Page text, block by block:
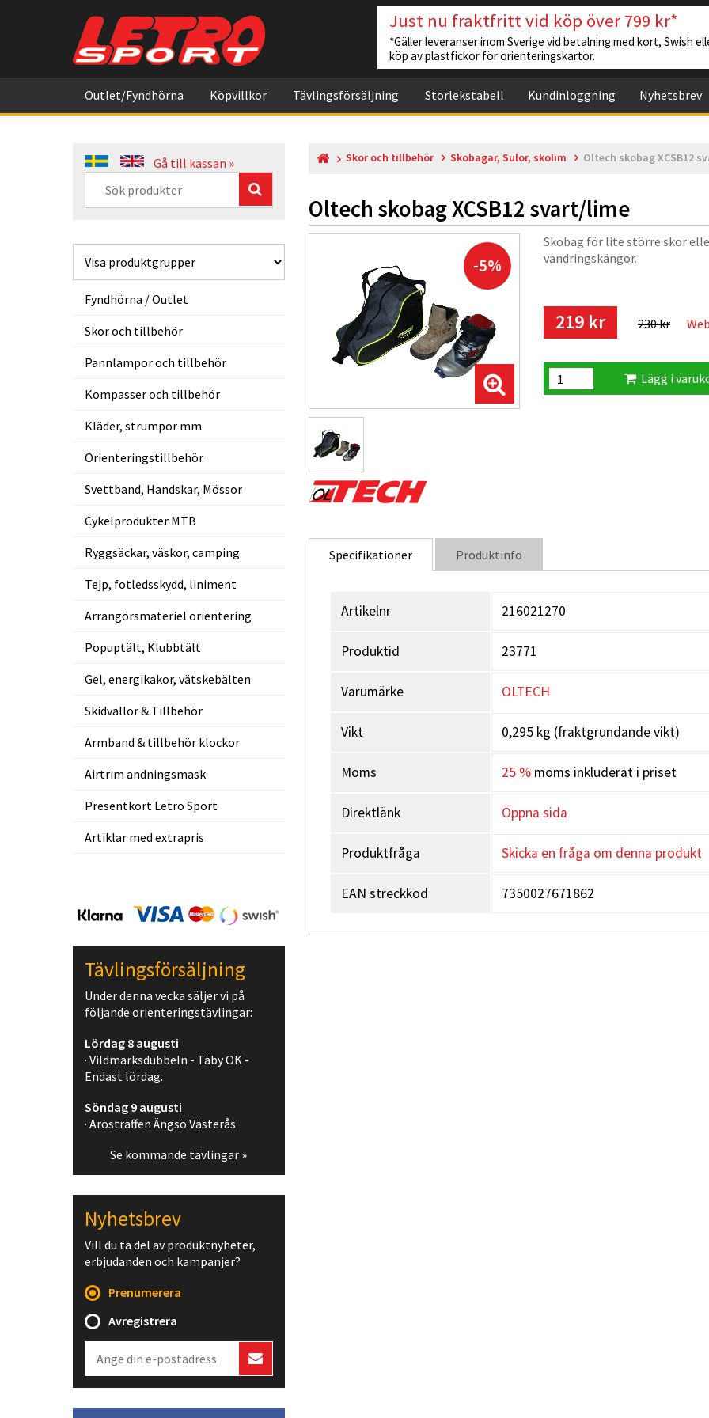
Just nu fraktfritt vid köp över 799 kr*
*Gäller leveranser inom Sverige vid betalning med kort, Swish
köp av plastfickor för orienteringskartor.
Outlet/Fyndhörna Köpvillkor Tävlingsförsäljning Storlekstabell Kundinloggning Nyhetsbrev
Gå till kassan »
Fyndhörna / Outlet
Skor och tillbehör
Pannlampor och tillbehör
Kompasser och tillbehör
Kläder, strumpor mm
Orienteringstillbehör
Svettband, Handskar, Mössor
Cykelprodukter MTB
Ryggsäckar, väskor, camping
Tejp, fotledsskydd, liniment
Arrangörsmateriel orientering
Popuptält, Klubbtält
Gel, energikakor, vätskebälten
Skidvallor & Tillbehör
Armband & tillbehör klockor
Airtrim andningsmask
Presentkort Letro Sport
Artiklar med extrapris
Skor och tillbehör Skobagar, Sulor, skolim Oltech skobag XCSB12
Oltech skobag XCSB12 svart/lime
-5%
Skobag för lite större skor
vandringskängor.
219 kr 230 kr
Lägg i
Specifikationer Produktinfo
Artikelnr 216021270
Produktid 23771
Varumärke OLTECH
Vikt 0,295 kg (fraktgrundande vikt)
Moms 25 %moms inkluderat i priset
Direktlänk Öppna sida
Produktfråga Skicka en fråga om denna produkt
EAN streckkod 7350027671862
Tävlingsförsäljning
Under denna vecka säljer vi på
följande orienteringstävlingar:
Lördag 8 augusti
· Vildmarksdubbeln - Täby OK -
Endast lördag.
Söndag 9 augusti
· Arosträffen Ängsö Västerås
Se kommande tävlingar »
Nyhetsbrev
Vill du ta del av produktnyheter,
erbjudanden och kampanjer?
Prenumerera
Avregistrera